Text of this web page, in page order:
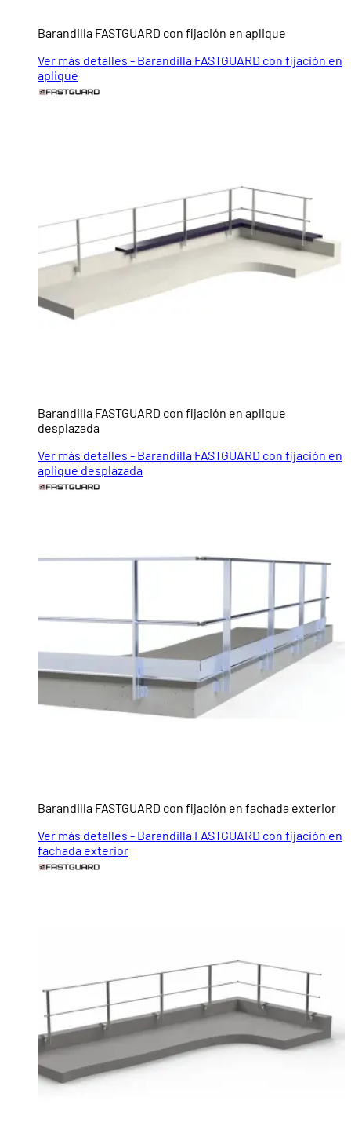
Barandilla FASTGUARD con fijación en aplique
Ver más detalles - Barandilla FASTGUARD con fijación en
aplique
Barandilla FASTGUARD con fijación en aplique
desplazada
Ver más detalles - Barandilla FASTGUARD con fijación en
aplique desplazada
Barandilla FASTGUARD con fijación en fachada exterior
Ver más detalles - Barandilla FASTGUARD con fijación en
fachada exterior